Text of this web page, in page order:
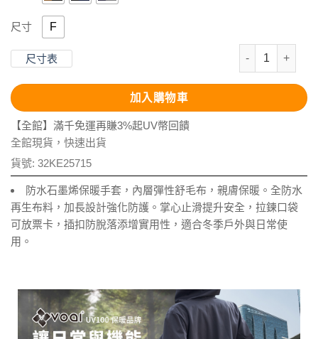
尺寸 F
尺寸表
防水環保長版
加入購物車
【全館】滿千免運再賺3%起UV幣回饋
全館現貨，快速出貨
貨號: 32KE25715
防水石墨烯保暖手套，內層彈性舒毛布，親膚保暖。全防水
再生布料，加長設計強化防護。掌心止滑提升安全，拉鍊口袋
可放票卡，插扣防脫落添增實用性，適合冬季戶外與日常使
用。